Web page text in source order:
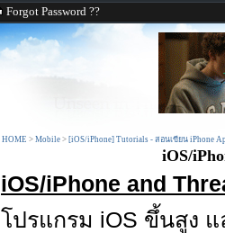
Forgot Password ??
HOME > Mobile > [iOS/iPhone] Tutorials - สอนเขียน iPhone
iOS/
iOS/iPhone and
โปรแกรม iOS ขึ้นสูง